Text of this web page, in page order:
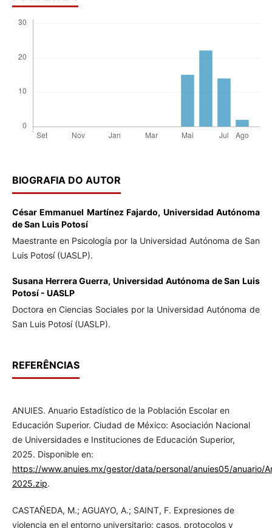
BIOGRAFIA DO AUTOR
César Emmanuel Martínez Fajardo, Universidad Autónoma
de San Luis Potosí
Maestrante en Psicología por la Universidad Autónoma de San
Luis Potosí (UASLP).
Susana Herrera Guerra,Universidad Autónoma de San Luis
Potosí - UASLP
Doctora en Ciencias Sociales por la Universidad Autónoma de
San Luis Potosí (UASLP).
REFERÊNCIAS
ANUIES. Anuario Estadístico de la Población Escolar en
Educación Superior. Ciudad de México: Asociación Nacional
de Universidades e Instituciones de Educación Superior,
2025. Disponible en:
https://www.anuies.mx/gestor/data/personal/anuies05/anuario/
2025.zip.
CASTAÑEDA, M.; AGUAYO, A.; SAINT, F. Expresiones de
violencia en el entorno universitario: casos, protocolos y